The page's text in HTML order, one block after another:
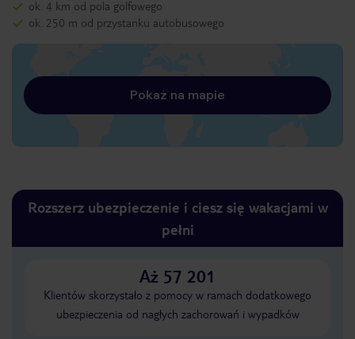
ok. 4 km od pola golfowego
ok. 250 m od przystanku autobusowego
Pokaż na mapie
Rozszerz ubezpieczenie i ciesz się wakacjami w
pełni
Aż 57 201
Klientów skorzystało z pomocy w ramach dodatkowego
ubezpieczenia od nagłych zachorowań i wypadków